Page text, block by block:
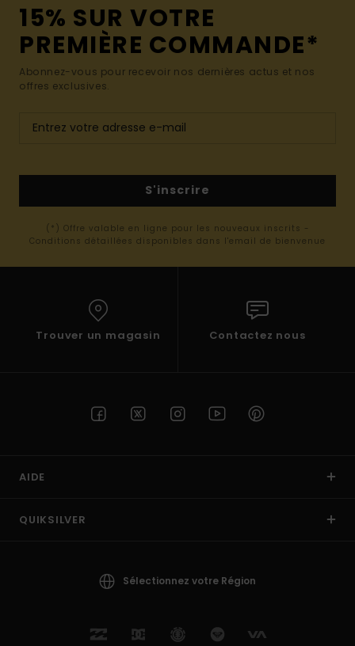
15% SUR VOTRE
PREMIÈRE COMMANDE*
Abonnez-vous pour recevoir nos dernières actus et nos
offres exclusives.
S'inscrire
(*) Offre valable en ligne pour les nouveaux inscrits -
Conditions détaillées disponibles dans l'email de bienvenue
Trouver un magasin Contactez nous
AIDE
QUIKSILVER
Sélectionnez votre Région